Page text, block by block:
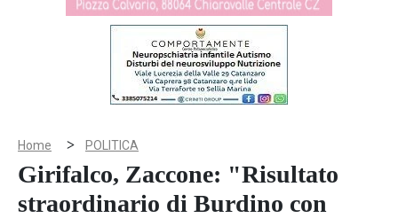
Home > POLITICA
Girifalco, Zaccone: "Risultato
straordinario di Burdino con